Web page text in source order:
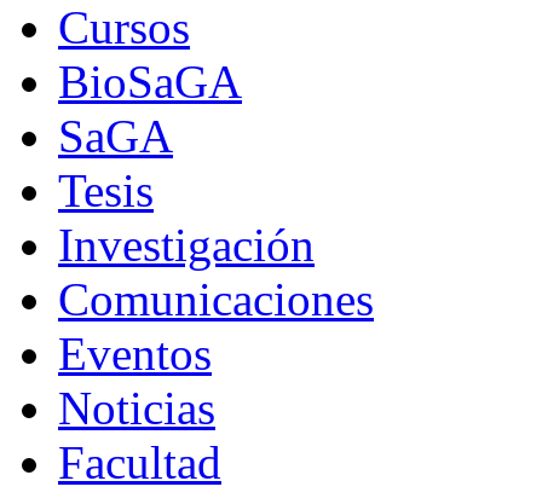
Cursos
BioSaGA
SaGA
Tesis
Investigación
Comunicaciones
Eventos
Noticias
Facultad